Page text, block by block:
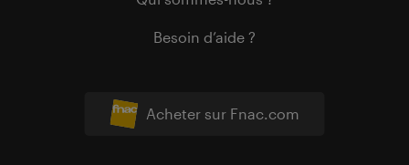
Acheter sur Fnac.com
Besoin d’aide ?